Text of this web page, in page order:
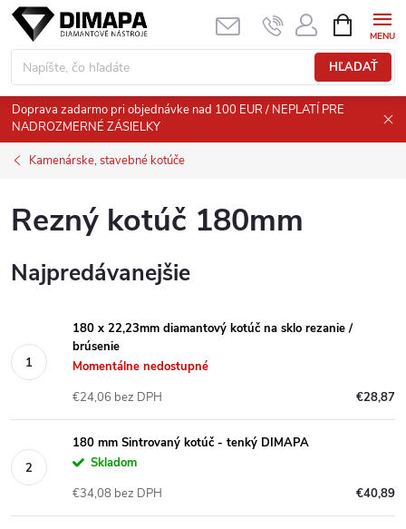
Prejsť
obsah
HĽADAŤ
KOŠÍK
Doprava zadarmo pri objednávke nad 100 EUR / NEPLATÍ PRE
NADROZMERNÉ ZÁSIELKY
Kamenárske, stavebné kotúče
Rezný kotúč 180mm
Najpredávanejšie
180 x 22,23mm diamantový kotúč na sklo rezanie /
brúsenie
Momentálne nedostupné
€28,87
€24,06 bez DPH
180 mm Sintrovaný kotúč - tenký DIMAPA
Skladom
€40,89
€34,08 bez DPH